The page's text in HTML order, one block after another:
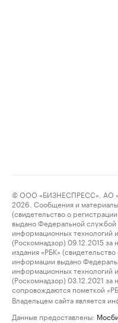
© ООО «БИЗНЕСПРЕСС», АО
2026. Сообщения и
(свидетельство о
выдано Федеральной службой
информационных технологий
(Роскомнадзор) 09.12.2015
издания «РБК»
информации выдано
информационных технологий
(Роскомнадзор) 03.12.2021
сопровождаются пометкой
Владельцем сайта является
Данные предоставлены: